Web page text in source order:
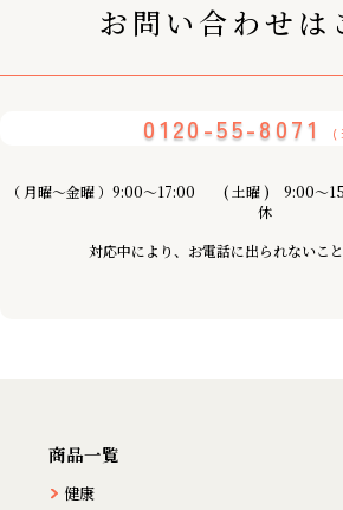
お問い合わせは
0120-55-8071 (
（ 月曜〜金曜 ）9:00～17:00 ( 土曜 ) 9:00〜
休
対応中により、お電話に出られないこと
商品一覧
健康